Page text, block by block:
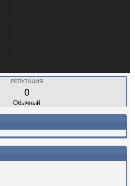
РЕПУТАЦИЯ
0
Обычный